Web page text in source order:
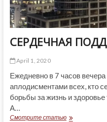
СЕРДЕЧНАЯ
April 1, 2020
Ежедневно в 7 часов
аплодисментами всех, кто
борьбы за жизнь и здоровье
А…
Смотрите статьюСЕРДЕЧНАЯ